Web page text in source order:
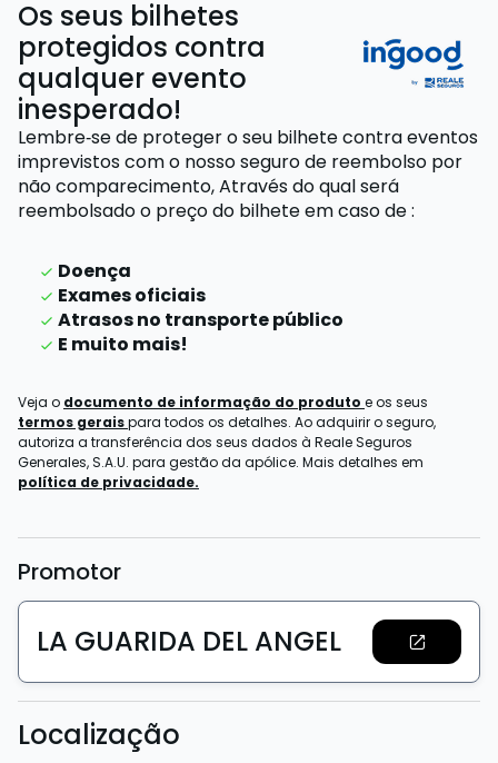
Os seus bilhetes
protegidos contra
qualquer evento
inesperado!
Lembre‑se de proteger o seu bilhete contra eventos
imprevistos com o nosso seguro de reembolso por
não comparecimento,Através do qual será
reembolsado o preço do bilheteem caso de:
Doença
Exames oficiais
Atrasos no transporte público
E muito mais!
Veja o documento de informação do produto e os seus
termos geraispara todos os detalhes. Ao adquirir o seguro,
autoriza a transferência dos seus dados à Reale Seguros
Generales, S.A.U. para gestão da apólice. Mais detalhes em
política de privacidade.
Promotor
LA GUARIDA DEL ANGEL
Localização